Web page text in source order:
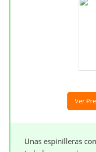
Ver
Unas espinilleras